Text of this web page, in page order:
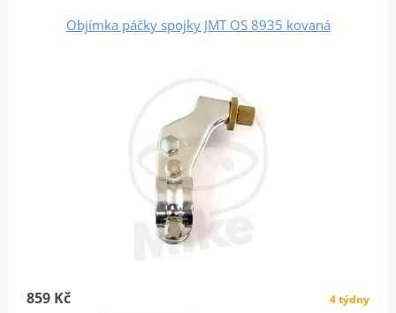
Objímka páčky spojky JMT OS 8935 kovaná
859 Kč 4 týdny